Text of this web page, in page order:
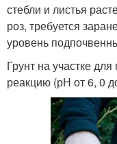
стебли и листья
роз, требуется
уровень
Грунт на участке
реакцию (рН от 6, 0